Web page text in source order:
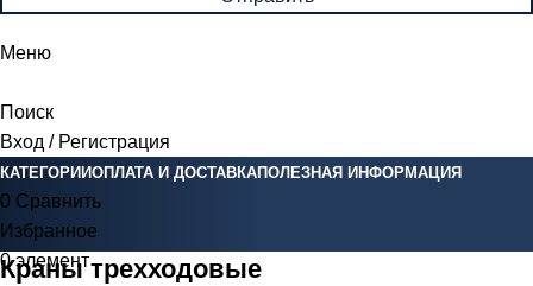
Меню
Поиск
Вход / Регистрация
КАТЕГОРИИОПЛАТА И ДОСТАВКАПОЛЕЗНАЯ ИНФОРМАЦИЯ
0 Сравнить
Избранное
0элемент 0Br
Краны трехходовые